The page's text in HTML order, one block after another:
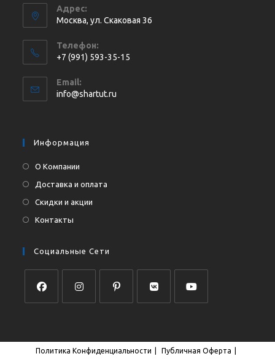
Адрес:
Москва, ул. Cкаковая 36
Телефон:
+7 (991) 593-35-15
в
вашем
Email:
info@shartut.ru
Информация
О Компании
Доставка и оплата
Скидки и акции
Контакты
Социальные Сети
новой
вкладке
новой
вкладке
новой
вкладке
новой
вкладке
новой
вкладке
Политика Конфиденциальности
Публичная Оферта